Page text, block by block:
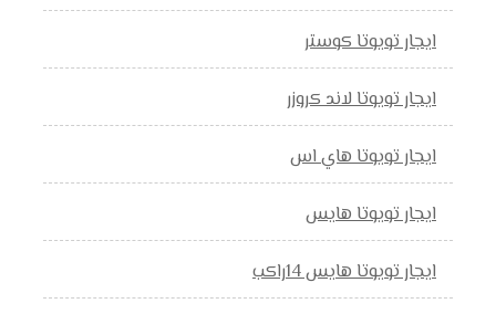
ايجار تويوتا كوستر
ايجار تويوتا لاند كروزر
ايجار تويوتا هاي اس
ايجار تويوتا هايس
ايجار تويوتا هايس 14راكب